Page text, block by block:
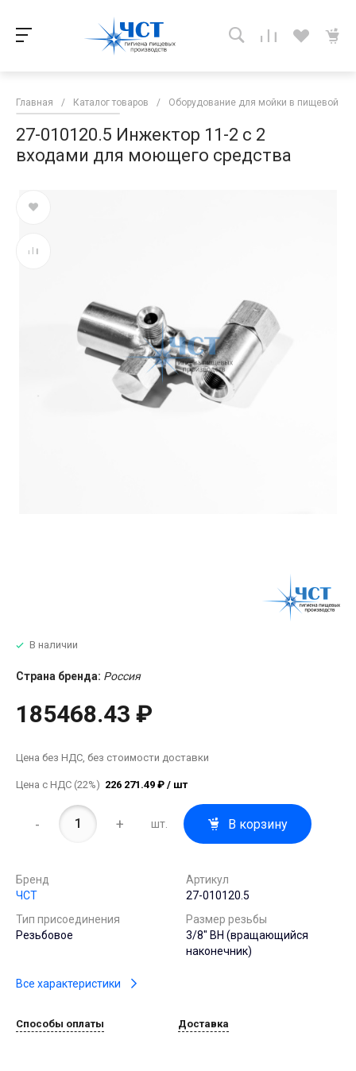
Главная / Каталог товаров / Оборудование для мойки в пищевой
27-010120.5 Инжектор 11-2 с 2
входами для моющего средства
В наличии
Страна бренда: Россия
185468.43 ₽
Цена без НДС, без стоимости доставки
Цена с НДС (22%) 226 271.49 ₽ / шт
- + шт. В корзину
Бренд
ЧСТ
Артикул
27-010120.5
Тип присоединения
Резьбовое
Размер резьбы
3/8" ВН (вращающийся
наконечник)
Все характеристики
Способы оплаты Доставка